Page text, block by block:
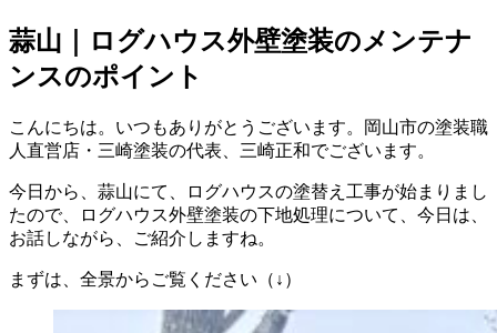
蒜山｜ログハウス外壁塗装のメンテナ
ンスのポイント
こんにちは。いつもありがとうございます。岡山市の塗装職
人直営店・三崎塗装の代表、三崎正和でございます。
今日から、蒜山にて、ログハウスの塗替え工事が始まりまし
たので、ログハウス外壁塗装の下地処理について、今日は、
お話しながら、ご紹介しますね。
まずは、全景からご覧ください（↓）